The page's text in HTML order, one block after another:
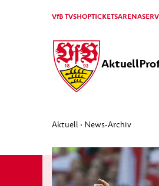
VfB TVSHOPTICKETSARENA
Aktuell
Aktuell › News-Archiv